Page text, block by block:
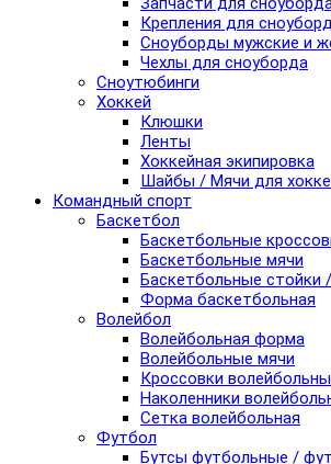
Крепления для
Сноуборды мужские и
Чехлы для сноуборда
Сноутюбинги
Хоккей
Клюшки
Ленты
Хоккейная экипировка
Шайбы / Мячи для
Командный спорт
Баскетбол
Баскетбольные
Баскетбольные мячи
Баскетбольные
Форма баскетбольная
Волейбол
Волейбольная форма
Волейбольные мячи
Кроссовки
Наколенники
Сетка волейбольная
Футбол
Бутсы футбольные /